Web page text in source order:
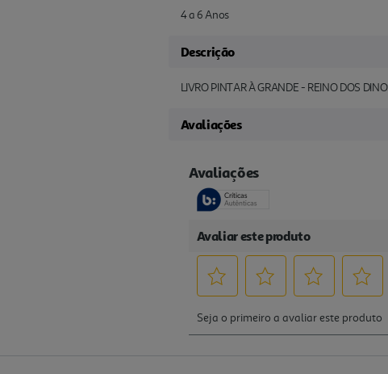
4 a 6 Anos
Descrição
LIVRO PINTAR À GRANDE - REINO DOS
Avaliações